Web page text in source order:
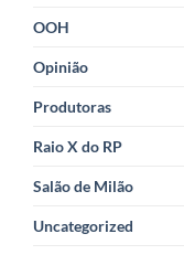
OOH
Opinião
Produtoras
Raio X do RP
Salão de Milão
Uncategorized